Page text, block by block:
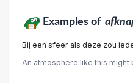
Examples of
Bij een sfeer als deze zou
An atmosphere like this might